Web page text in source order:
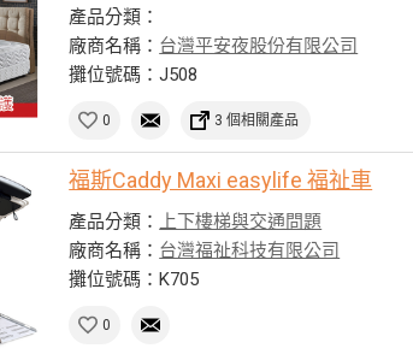
產品分類：
廠商名稱： 台灣平安夜股份有限公司
攤位號碼：J508
0 3 個相關產品
福斯Caddy Maxi easylife 福祉車
產品分類：
上下樓梯與交通問題
廠商名稱： 台灣福祉科技有限公司
攤位號碼：K705
0